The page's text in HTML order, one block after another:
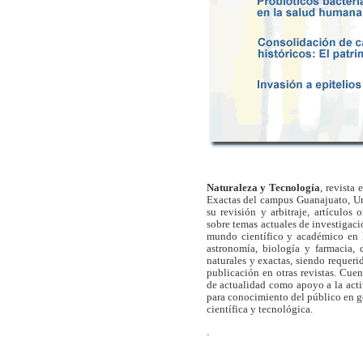
Naturaleza y Tecnología, revista
Exactas del campus Guanajuato,
su revisión y arbitraje, artículos
sobre temas actuales de
mundo científico y académico en
astronomía, biología y farmacia,
naturales y exactas, siendo
publicación en otras revistas.
de actualidad como apoyo a la
para conocimiento del público en
científica y tecnológica.